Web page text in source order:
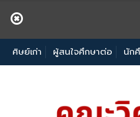
ศิษย์เก่า ผู้สนใจศึกษาต่อ นัก